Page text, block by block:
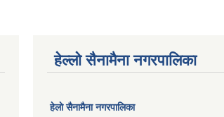
हेल्लो सैनामैना नगरपालिका
हेलाे सैनामैना नगरपालिका